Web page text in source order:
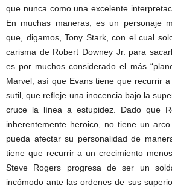
que nunca como una excelente
En muchas maneras, es un personaje
que, digamos, Tony Stark, con el cual
carisma de Robert Downey Jr. para
es por muchos considerado el más
Marvel, así que Evans tiene que recurrir
sutil, que refleje una inocencia bajo la
cruce la línea a estupidez. Dado que
inherentemente heroico, no tiene un
pueda afectar su personalidad de
tiene que recurrir a un crecimiento
Steve Rogers progresa de ser un
incómodo ante las ordenes de sus